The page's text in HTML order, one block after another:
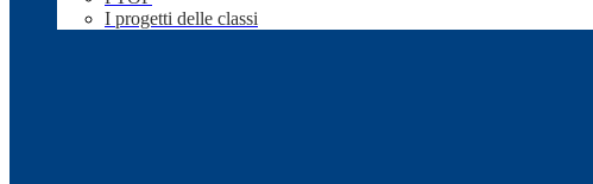
I progetti delle classi